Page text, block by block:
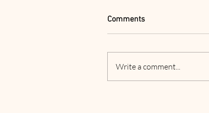
Comments
Write a comment...